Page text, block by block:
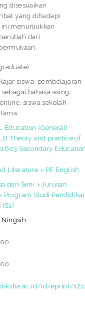
disesuaikan
yang dihadapi
ini menunjukkan
dari
siswa, pembelajaran
bahasa asing,
siswa sekolah
Education (General)
Theory and practice of
Secondary
Literature > PE English
dan Seni > Jurusan
Program Studi
Ningsih
id/eprint/